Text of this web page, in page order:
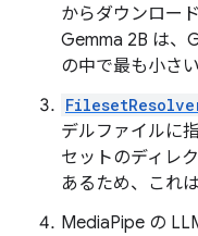
からダウンロー
Gemma 2B は、
の中で最も小さ
デルファイルに
セットのディレ
あるため、これ
MediaPipe の